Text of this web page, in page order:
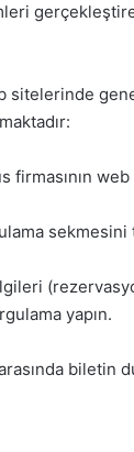
sitelerinde
firmasının
sekmesini
yapın.
biletin